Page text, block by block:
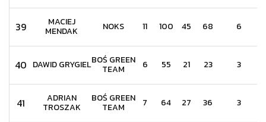
39 MACIEJ
MENDAK NOKS 11 100 45 68 6
40 DAWID GRYGIELBOŚ GREEN
TEAM 6 55 21 23 3
41 ADRIAN
TROSZAK
BOŚ GREEN
TEAM 7 64 27 36 3